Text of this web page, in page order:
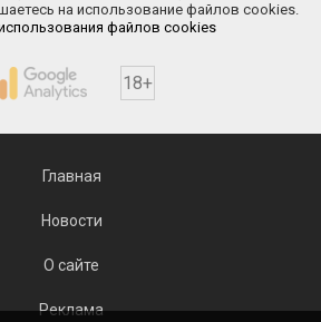
на использование файлов cookies.
файлов cookies
18+
Главная
Новости
О сайте
Реклама